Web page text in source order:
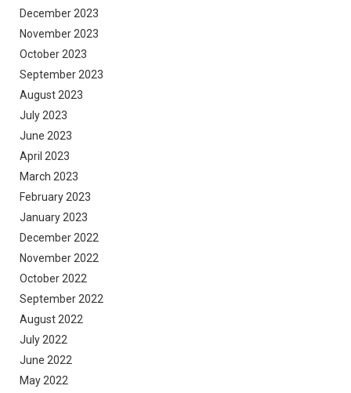
December 2023
November 2023
October 2023
September 2023
August 2023
July 2023
June 2023
April 2023
March 2023
February 2023
January 2023
December 2022
November 2022
October 2022
September 2022
August 2022
July 2022
June 2022
May 2022